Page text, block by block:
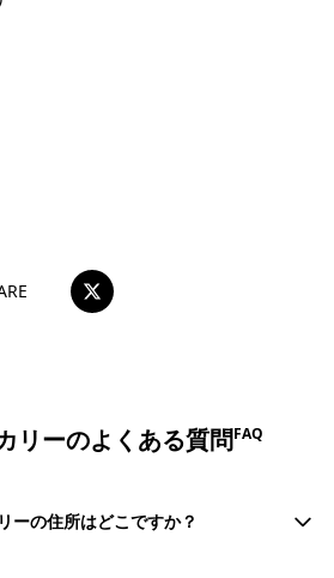
リーのよくある質問FAQ
ーの住所はどこですか？